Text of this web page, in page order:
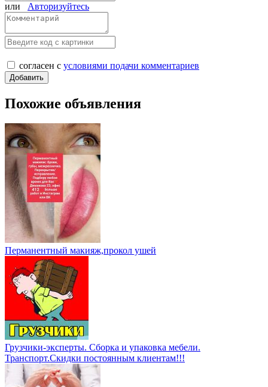
или Авторизуйтесь
согласен с условиями подачи комментариев
Похожие объявления
Перманентный макияж,прокол ушей
Грузчики-эксперты. Сборка и упаковка мебели.
Транспорт.Скидки постоянным клиентам!!!